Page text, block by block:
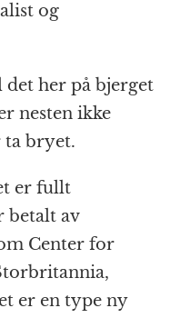
og
her på bjerget
nesten ikke
ta bryet.
er fullt
betalt av
Center for
er en type ny